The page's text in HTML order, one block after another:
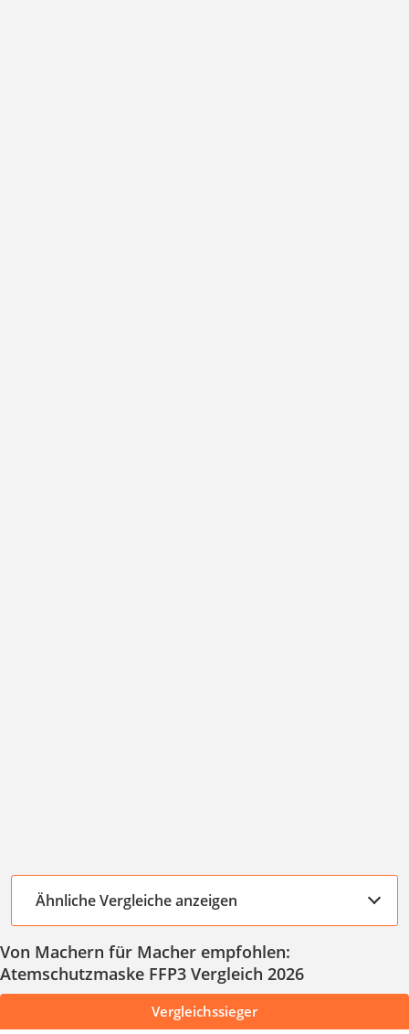
Ähnliche Vergleiche anzeigen
Von Machern für Macher empfohlen:
Atemschutzmaske FFP3 Vergleich 2026
Vergleichssieger